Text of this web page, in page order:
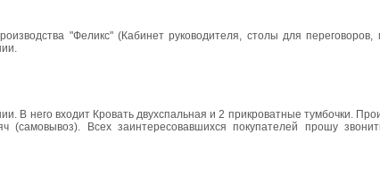
"Феликс" (Кабинет руководителя, столы для
В него входит Кровать двухспальная и 2 прикроватные тумбочки.
(самовывоз). Всех заинтересовавшихся покупателей прошу